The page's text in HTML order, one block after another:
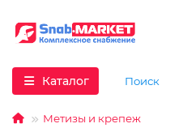
Каталог
Метизы и крепеж